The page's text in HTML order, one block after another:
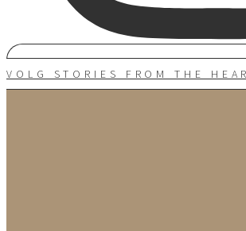
VOLG STORIES FROM THE